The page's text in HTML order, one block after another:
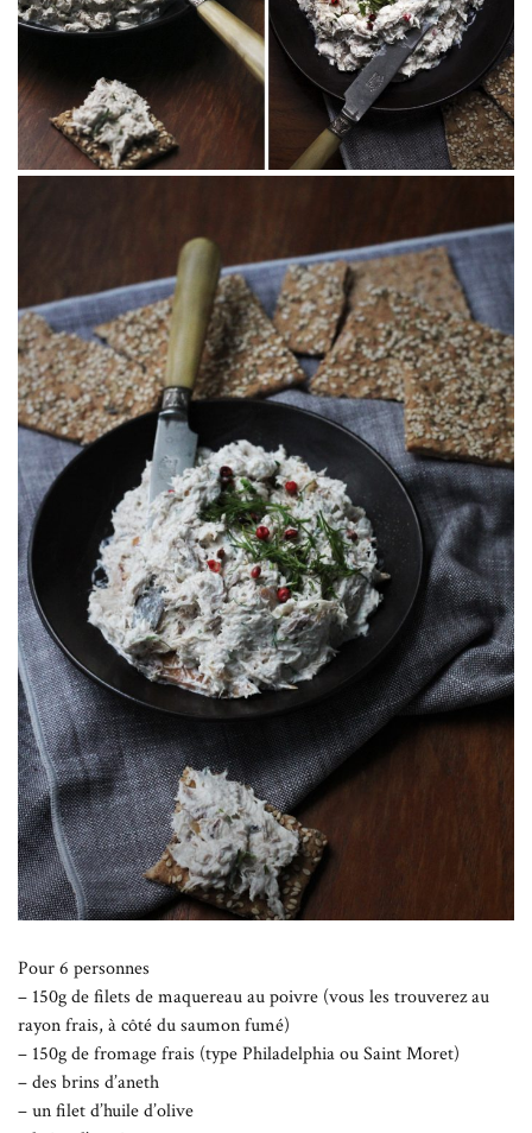
Pour 6 personnes
– 150g de filets de maquereau au poivre (vous les trouverez au
rayon frais, à côté du saumon fumé)
– 150g de fromage frais (type Philadelphia ou Saint Moret)
– des brins d’aneth
– un filet d’huile d’olive